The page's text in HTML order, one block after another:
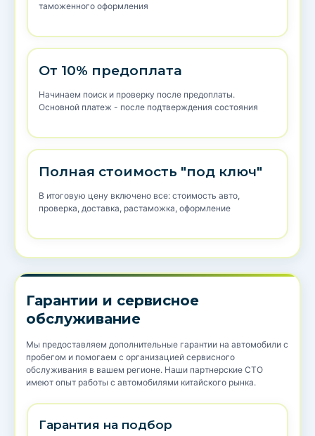
таможенного оформления
От 10% предоплата
Начинаем поиск и проверку после предоплаты.
Основной платеж - после подтверждения состояния
Полная стоимость "под ключ"
В итоговую цену включено все: стоимость авто,
проверка, доставка, растаможка, оформление
Гарантии и сервисное
обслуживание
Мы предоставляем дополнительные гарантии на автомобили с
пробегом и помогаем с организацией сервисного
обслуживания в вашем регионе. Наши партнерские СТО
имеют опыт работы с автомобилями китайского рынка.
Гарантия на подбор